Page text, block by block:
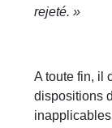
rejeté. »
A toute fin, il
dispositions